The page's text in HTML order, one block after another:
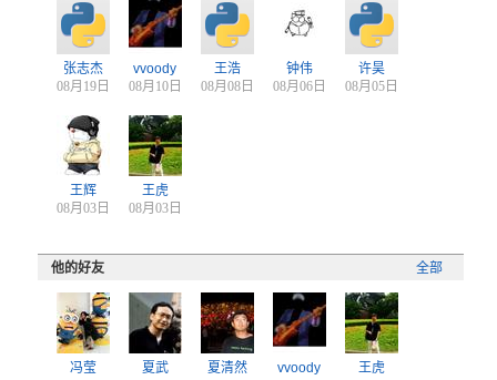
张志杰
08月19日
vvoody
08月10日
王浩
08月08日
钟伟
08月06日
许昊
08月05日
王辉
08月03日
王虎
08月03日
全部
他的好友
冯莹 夏武 夏清然 vvoody 王虎